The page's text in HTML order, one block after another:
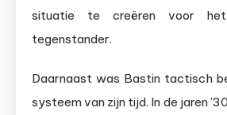
situatie te creëren voor
tegenstander.
Daarnaast was Bastin tactisch
systeem van zijn tijd. In de jaren